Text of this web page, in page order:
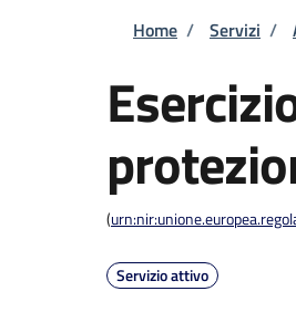
Briciole
Home / Servizi /
(
Servizio attivo